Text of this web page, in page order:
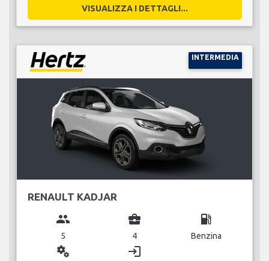
VISUALIZZA I DETTAGLI...
INTERMEDIA
RENAULT KADJAR
group
5
business_center
4
local_gas_station
Benzina
miscellaneous_services login